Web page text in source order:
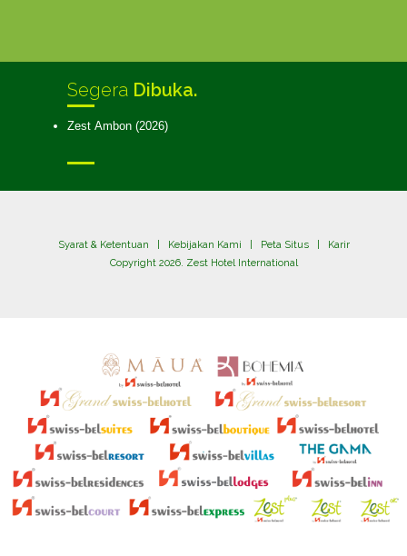
Segera Dibuka.
Zest Ambon (2026)
Syarat & Ketentuan Kebijakan Kami Peta Situs|
Karir
Copyright 2026. Zest Hotel International